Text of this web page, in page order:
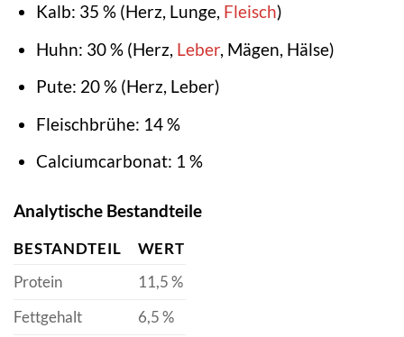
Kalb: 35 % (Herz, Lunge, Fleisch)
Huhn: 30 % (Herz, Leber, Mägen, Hälse)
Pute: 20 % (Herz, Leber)
Fleischbrühe: 14 %
Calciumcarbonat: 1 %
Analytische Bestandteile
BESTANDTEIL
WERT
Protein
11,5 %
Fettgehalt
6,5 %